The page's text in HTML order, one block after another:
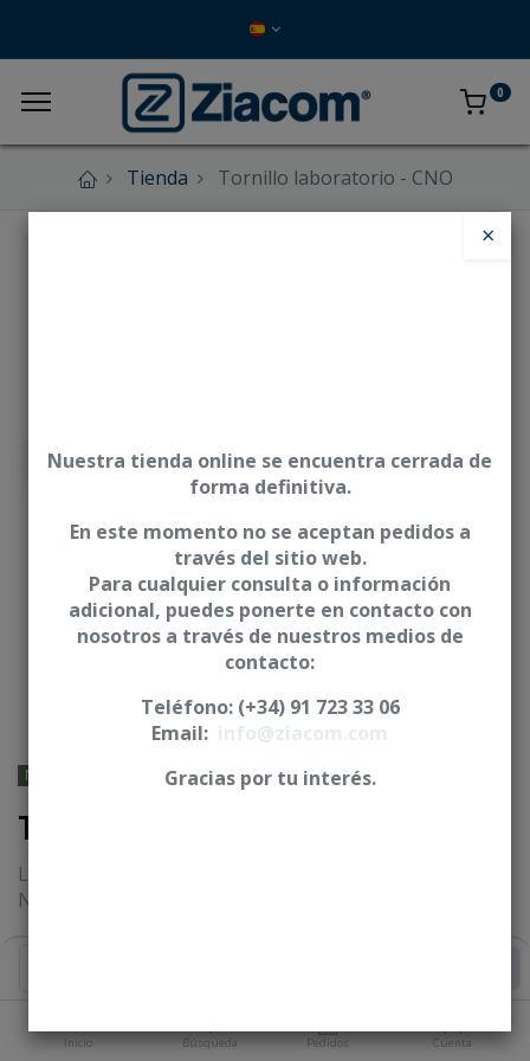
Inicio Búsqueda Pedidos Cuenta
0
Tienda Tornillo laboratorio - CNO
NOBEL BIOCARE® - Branemark
Tornillo laboratorio - CNO
Longitud (L)
NP=7,30 mm ** RP=7,30 mm ** WP=7,10 mm
×
Nuestra tienda online se encuentra cerrada de
forma definitiva.
En este momento no se aceptan pedidos a
través del sitio web.
Para cualquier consulta o información
adicional, puedes ponerte en contacto con
nosotros a través de nuestros medios de
contacto:
Teléfono: (+34) 91 723 33 06
Email:
Gracias por tu interés.